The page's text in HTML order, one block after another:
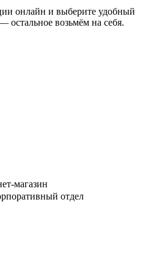
онлайн и выберите удобный
остальное возьмём на себя.
магазин
отдел